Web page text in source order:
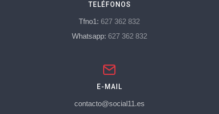
TELÉFONOS
Tfno1: 627 362 832
Whatsapp: 627 362 832
E-MAIL
contacto@social11.es